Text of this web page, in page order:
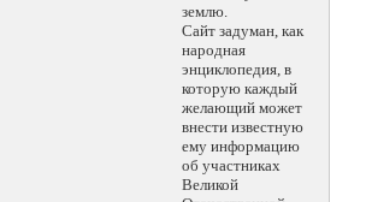
землю.
Сайт задуман, как
народная
энциклопедия, в
которую каждый
желающий может
внести известную
ему информацию
об участниках
Великой